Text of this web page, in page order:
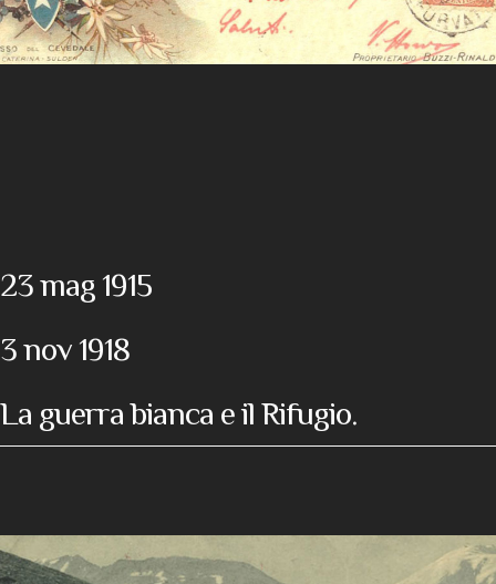
23 mag 1915
3 nov 1918
La guerra bianca e il Rifugio.